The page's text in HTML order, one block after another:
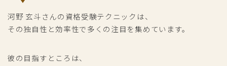
河野 玄斗さんの資格受験テクニックは、
その独自性と効率性で多くの注目を集めています。
彼の目指すところは、